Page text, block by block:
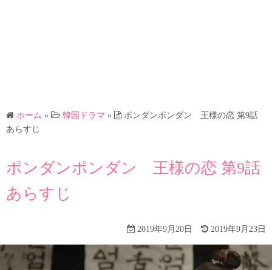
ホーム » 韓国ドラマ »
ポンダンポンダン 王様の恋 第9話
あらすじ
ポンダンポンダン 王様の恋 第9話
あらすじ
2019年9月20日 2019年9月23日